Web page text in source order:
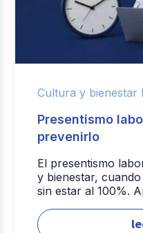
Cultura y bienestar
Presentismo
prevenirlo
El presentismo
y bienestar,
sin estar al 100%.